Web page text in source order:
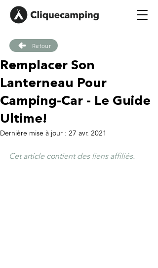
Retour
Remplacer Son
Lanterneau Pour
Camping-Car - Le Guide
Ultime!
Dernière mise à jour : 27 avr. 2021
Cet article contient des liens affiliés.